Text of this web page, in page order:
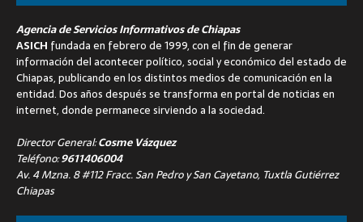
Agencia de Servicios Informativos de Chiapas
ASICH fundada en febrero de 1999, con el fin de generar
información del acontecer político, social y económico del estado de
Chiapas, publicando en los distintos medios de comunicación en la
entidad. Dos años después se transforma en portal de noticias en
internet, donde permanece sirviendo a la sociedad.
Director General:Cosme Vázquez
Teléfono:9611406004
Av. 4 Mzna. 8 #112 Fracc. San Pedro y San Cayetano, Tuxtla Gutiérrez
Chiapas